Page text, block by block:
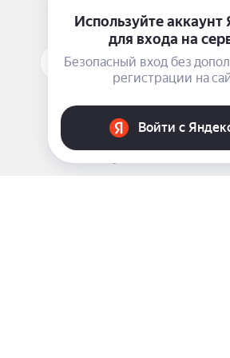
ПОДПИСАТЬСЯ НА РАССЫЛКУ
ЗАДАТЬ ВОПРОС